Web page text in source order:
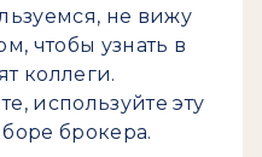
не вижу
чтобы узнать в
коллеги.
используйте эту
брокера.